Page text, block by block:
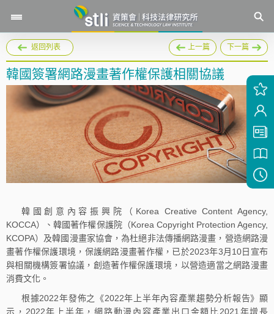
返回列表 上一篇 下一篇
韓國簽署網路漫畫著作權保護相關協議
韓國創意內容振興院（Korea Creative Content Agency,
KOCCA）、韓國著作權保護院（Korea Copyright Protection Agency,
KCOPA）及韓國漫畫家協會，為杜絕非法傳播網路漫畫，營造網路漫
畫著作權保護環境，保護網路漫畫著作權，已於2023年3月10日宣布
與相關機構簽署協議，創造著作權保護環境，以營造適當之網路漫畫
消費文化。
根據2022年發佈之《2022年上半年內容產業趨勢分析報告》顯
示，2022年上半年，網路動漫內容產業出口金額比2021年增長